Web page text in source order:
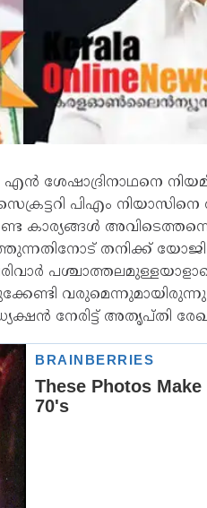
ശേഷാദ്രിനാഥനെ
പിഎം നിയാസിനെ
കാര്യങ്ങള്‍
തനിക്ക്
വരുമെന്നുമായിരുന്നു
നേരിട്ട് അതൃപ്തി